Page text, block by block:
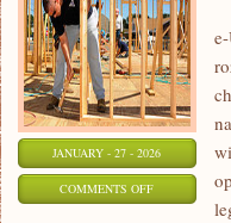
JANUARY - 27 - 2026
COMMENTS OFFON